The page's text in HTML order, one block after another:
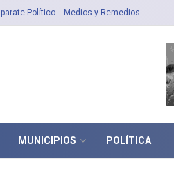
Político Medios y Remedios
MUNICIPIOS POLÍTICA